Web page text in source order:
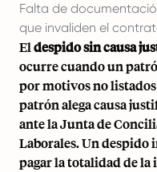
Falta de
que invaliden el
Eldespido sin causa
ocurre cuando un
por motivos no
patrón alega causa
ante la Junta de
Laborales. Un despido
pagar la totalidad de